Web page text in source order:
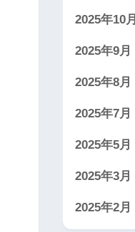
2025年10月
2025年9月
2025年8月
2025年7月
2025年5月
2025年3月
2025年2月